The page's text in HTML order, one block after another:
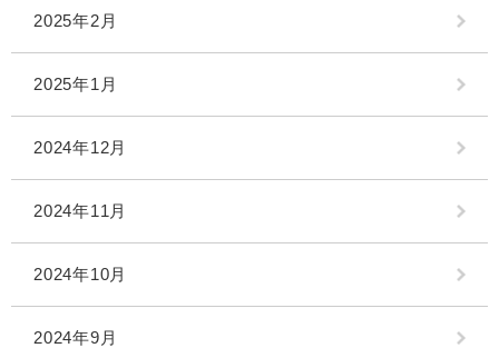
2025年2月
2025年1月
2024年12月
2024年11月
2024年10月
2024年9月